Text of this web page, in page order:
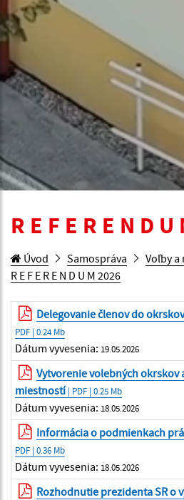
R E F E R E N D
Úvod Samospráva
Voľby a
R E F E R E N D U M 2026
Delegovanie členov do
PDF | 0.24 Mb
Dátum vyvesenia: 19.05.2026
Vytvorenie volebných okrskov
miestností| PDF | 0.25 Mb
Dátum vyvesenia: 18.05.2026
Informácia o podmienkach
PDF | 0.36 Mb
Dátum vyvesenia: 18.05.2026
Rozhodnutie prezidenta SR o